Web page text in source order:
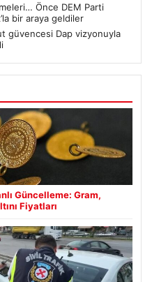
Önce DEM Parti
bir araya geldiler
güvencesi Dap vizyonuyla
Güncelleme: Gram,
Fiyatları